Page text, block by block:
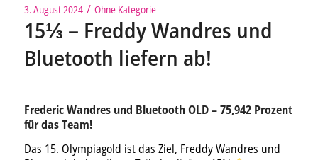
3. August 2024 / Ohne Kategorie
15⅓ – Freddy Wandres und
Bluetooth liefern ab!
Frederic Wandres und Bluetooth OLD – 75,942 Prozent
für das Team!
Das 15. Olympiagold ist das Ziel, Freddy Wandres und